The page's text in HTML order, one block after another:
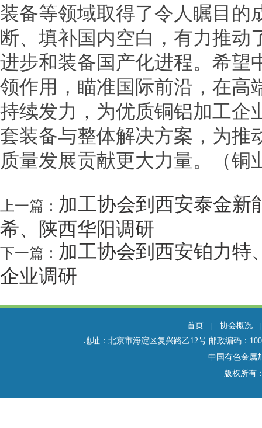
装备等领域取得了令人瞩目的
断、填补国内空白，有力推动
进步和装备国产化进程。希望
领作用，瞄准国际前沿，在高
持续发力，为优质铜铝加工企
套装备与整体解决方案，为推
质量发展贡献更大力量。（铜
上一篇： 加工协会到西安泰金新
希、陕西华阳调研
下一篇： 加工协会到西安铂力特
企业调研
首页 协会概况
地址：北京市海淀区复兴路乙12号 邮政编码：
中国有色金属
版权所有